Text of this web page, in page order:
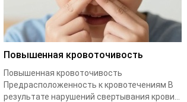
Повышенная кровоточивость
Повышенная кровоточивость
Предрасположенность к кровотечениям В
результате нарушений свертывания крови...